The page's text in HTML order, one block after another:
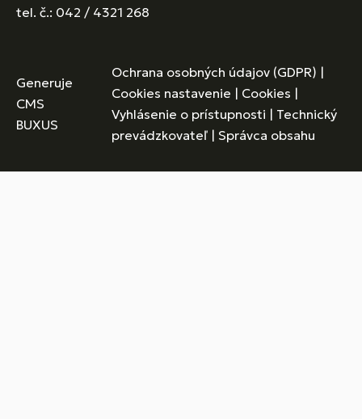
tel. č.: 042 / 4321 268
Generuje
CMS
BUXUS
Ochrana osobných údajov (GDPR) |
Cookies nastavenie | Cookies |
Vyhlásenie o prístupnosti | Technický
prevádzkovateľ | Správca obsahu